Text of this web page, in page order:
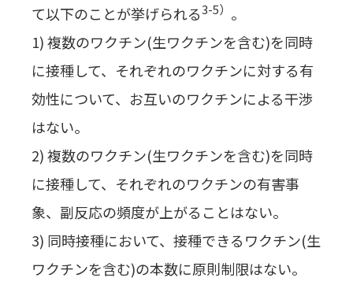
て以下のことが挙げられる3-5） 。
1) 複数のワクチン(生ワクチンを含む)を同時
に接種して、それぞれのワクチンに対する有
効性について、お互いのワクチンによる干渉
はない。
2) 複数のワクチン(生ワクチンを含む)を同時
に接種して、それぞれのワクチンの有害事
象、副反応の頻度が上がることはない。
3) 同時接種において、接種できるワクチン(生
ワクチンを含む)の本数に原則制限はない。